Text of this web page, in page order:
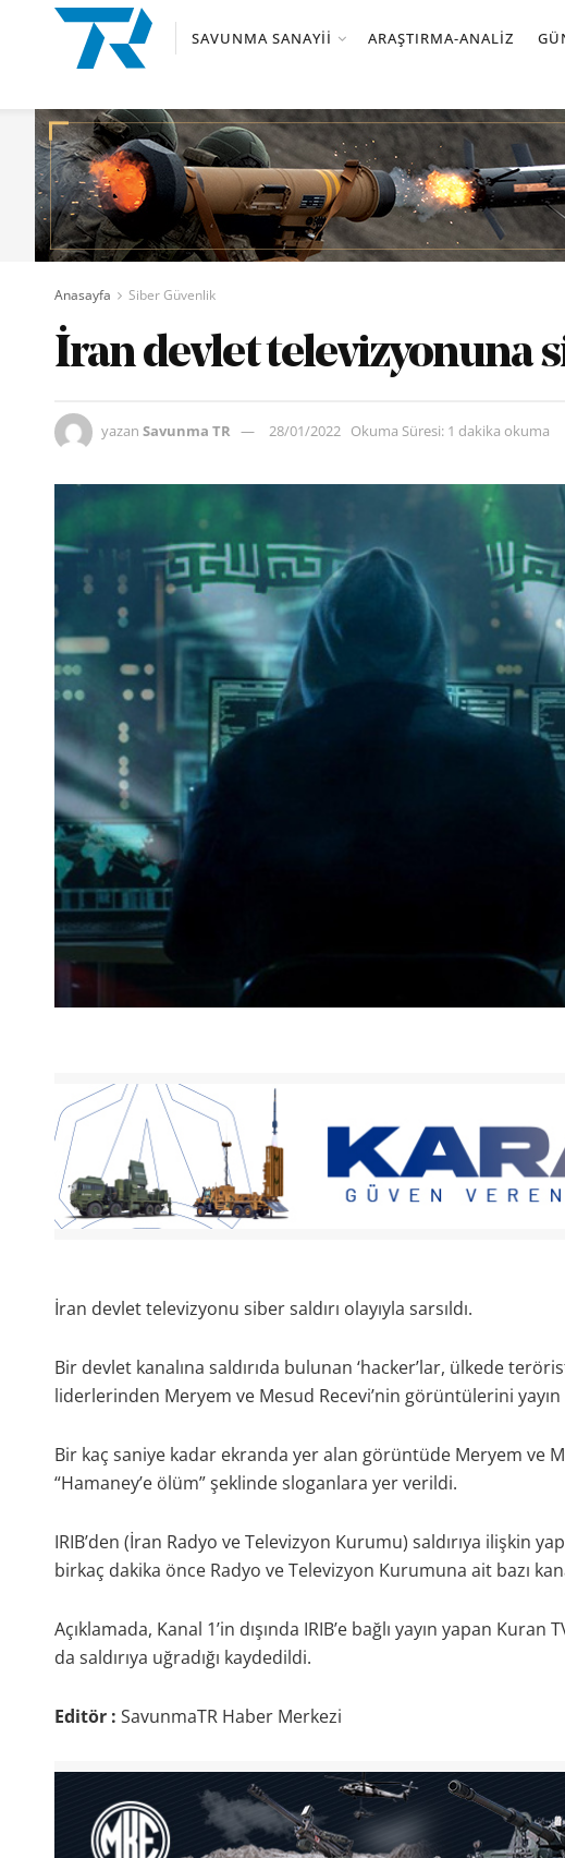
SAVUNMA SANAYII ARAŞTIRMA-ANALIZ
Anasayfa Siber Güvenlik
İran devlet televizyonuna
yazan Savunma TR 28/01/2022 Okuma Süresi: 1 dakika okuma
İran devlet televizyonu siber saldırı olayıyla sarsıldı.
Bir devlet kanalına saldırıda bulunan ‘hacker’lar, ülkede
liderlerinden Meryem ve Mesud Recevi’nin görüntülerini yayın
Bir kaç saniye kadar ekranda yer alan görüntüde Meryem ve
“Hamaney’e ölüm” şeklinde sloganlara yer verildi.
IRIB’den (İran Radyo ve Televizyon Kurumu) saldırıya ilişkin
birkaç dakika önce Radyo ve Televizyon Kurumuna ait bazı
Açıklamada, Kanal 1’in dışında IRIB’e bağlı yayın yapan
da saldırıya uğradığı kaydedildi.
Editör : SavunmaTR Haber Merkezi